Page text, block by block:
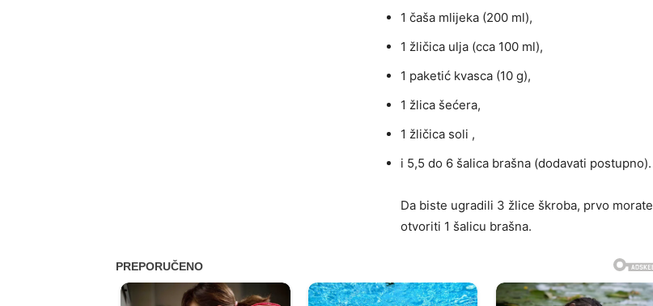
1 čaša mlijeka (200 ml),
1 žličica ulja (cca 100 ml),
1 paketić kvasca (10 g),
1 žlica šećera,
1 žličica soli ,
i 5,5 do 6 šalica brašna (dodavati postupno).
Da biste ugradili 3 žlice škroba, prvo morate
otvoriti 1 šalicu brašna.